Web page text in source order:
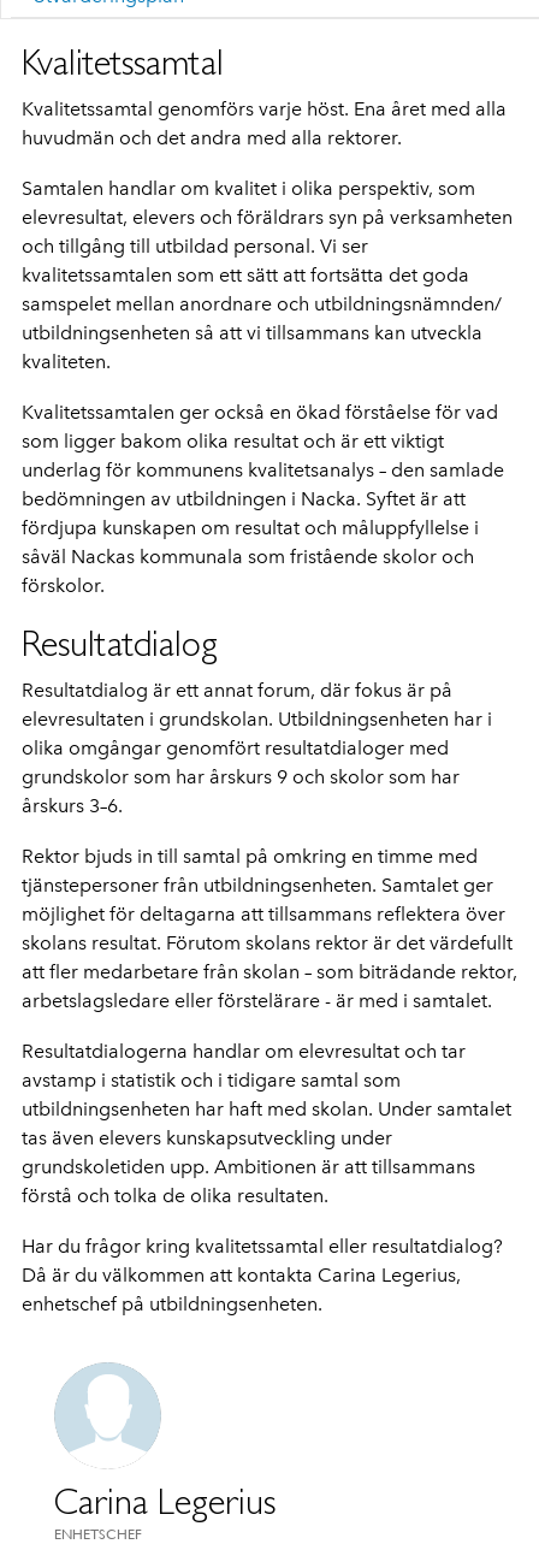
Kvalitetssamtal
Kvalitetssamtal genomförs varje höst. Ena året med alla
huvudmän och det andra med alla rektorer.
Samtalen handlar om kvalitet i olika perspektiv, som
elevresultat, elevers och föräldrars syn på verksamheten
och tillgång till utbildad personal. Vi ser
kvalitetssamtalen som ett sätt att fortsätta det goda
samspelet mellan anordnare och utbildningsnämnden/
utbildningsenheten så att vi tillsammans kan utveckla
kvaliteten.
Kvalitetssamtalen ger också en ökad förståelse för vad
som ligger bakom olika resultat och är ett viktigt
underlag för kommunens kvalitetsanalys – den samlade
bedömningen av utbildningen i Nacka. Syftet är att
fördjupa kunskapen om resultat och måluppfyllelse i
såväl Nackas kommunala som fristående skolor och
förskolor.
Resultatdialog
Resultatdialog är ett annat forum, där fokus är på
elevresultaten i grundskolan. Utbildningsenheten har i
olika omgångar genomfört resultatdialoger med
grundskolor som har årskurs 9 och skolor som har
årskurs 3–6.
Rektor bjuds in till samtal på omkring en timme med
tjänstepersoner från utbildningsenheten. Samtalet ger
möjlighet för deltagarna att tillsammans reflektera över
skolans resultat. Förutom skolans rektor är det värdefullt
att fler medarbetare från skolan – som biträdande rektor,
arbetslagsledare eller förstelärare - är med i samtalet.
Resultatdialogerna handlar om elevresultat och tar
avstamp i statistik och i tidigare samtal som
utbildningsenheten har haft med skolan. Under samtalet
tas även elevers kunskapsutveckling under
grundskoletiden upp. Ambitionen är att tillsammans
förstå och tolka de olika resultaten.
Har du frågor kring kvalitetssamtal eller resultatdialog?
Då är du välkommen att kontakta Carina Legerius,
enhetschef på utbildningsenheten.
Carina Legerius
ENHETSCHEF